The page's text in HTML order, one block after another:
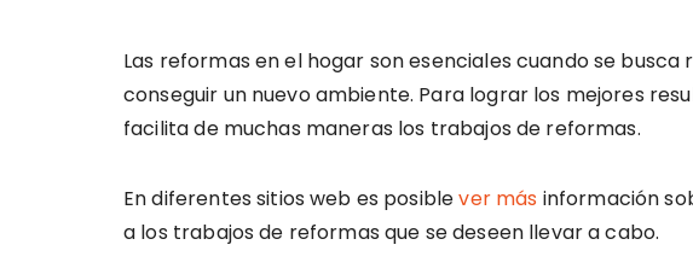
Las reformas en el hogar son esenciales cuando se
conseguir un nuevo ambiente. Para lograr los mejores
facilita de muchas maneras los trabajos de reformas.
En diferentes sitios web es posiblever más información
a los trabajos de reformas que se deseen llevar a cabo.